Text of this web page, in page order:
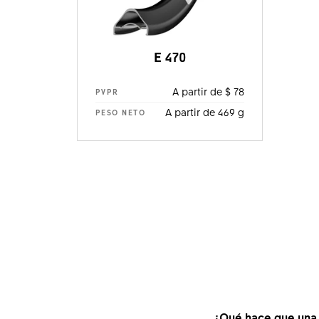
E 470
PVPR A partir de $ 78
PESO NETO A partir de 469 g